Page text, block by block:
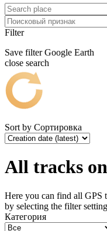
Filter
Save filter Google Earth
close search
Sort by Сортировка
All tracks
Here you can find all GPS
by selecting the filter
Категория